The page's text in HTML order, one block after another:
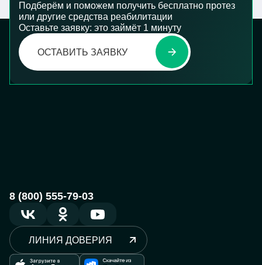
Подберём и поможем получить бесплатно протез
или другие средства реабилитации
Оставьте заявку: это займёт 1 минуту
ОСТАВИТЬ ЗАЯВКУ
8 (800) 555-79-03
ЛИНИЯ ДОВЕРИЯ